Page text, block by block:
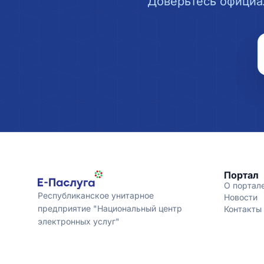
Республиканское унитарное
предприятие "Национальный центр
электронных услуг"
Портал
О
Новости
Контакты